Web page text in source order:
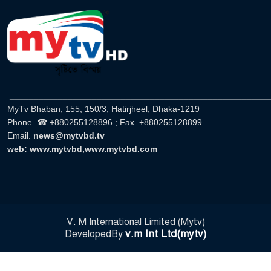
৮
সারজিস-পাটোয়ারীসহ ১০ জনের
গুলশান থেকে সাবেক মন্ত্রী লতিফ
সিদ্দিকী গ্রেফতার
সংবিধান অনুযায়ী যথাসময়ে রাষ্ট্রপতি
MyTv Bhaban, 155, 150/3, Hatirjheel, Dhaka-1219
Phone. ☎ +880255128896 ; Fax. +880255128899
Email. news@mytvbd.tv
web: www.mytvbd,www.mytvbd.com
V. M International Limited (Mytv)
DevelopedBy v.m Int Ltd(mytv)